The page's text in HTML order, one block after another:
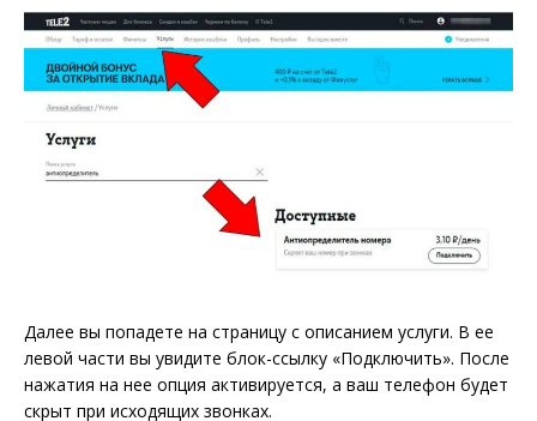
Далее вы попадете на страницу с описанием услуги. В ее
левой части вы увидите блок-ссылку «Подключить». После
нажатия на нее опция активируется, а ваш телефон будет
скрыт при исходящих звонках.